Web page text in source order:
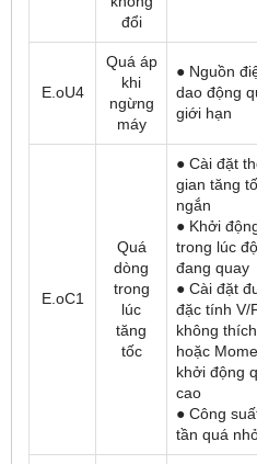
đổi
E.oU4
Quá áp
khi
ngừng
máy
● Nguồn
dao động
giới hạn
E.oC1
Quá
dòng
trong
lúc
tăng
tốc
● Cài đặt
gian tăng
ngắn
● Khởi
trong lúc
đang quay
● Cài đặt
đặc tính V/
không
hoặc
khởi động
cao
● Công
tần quá